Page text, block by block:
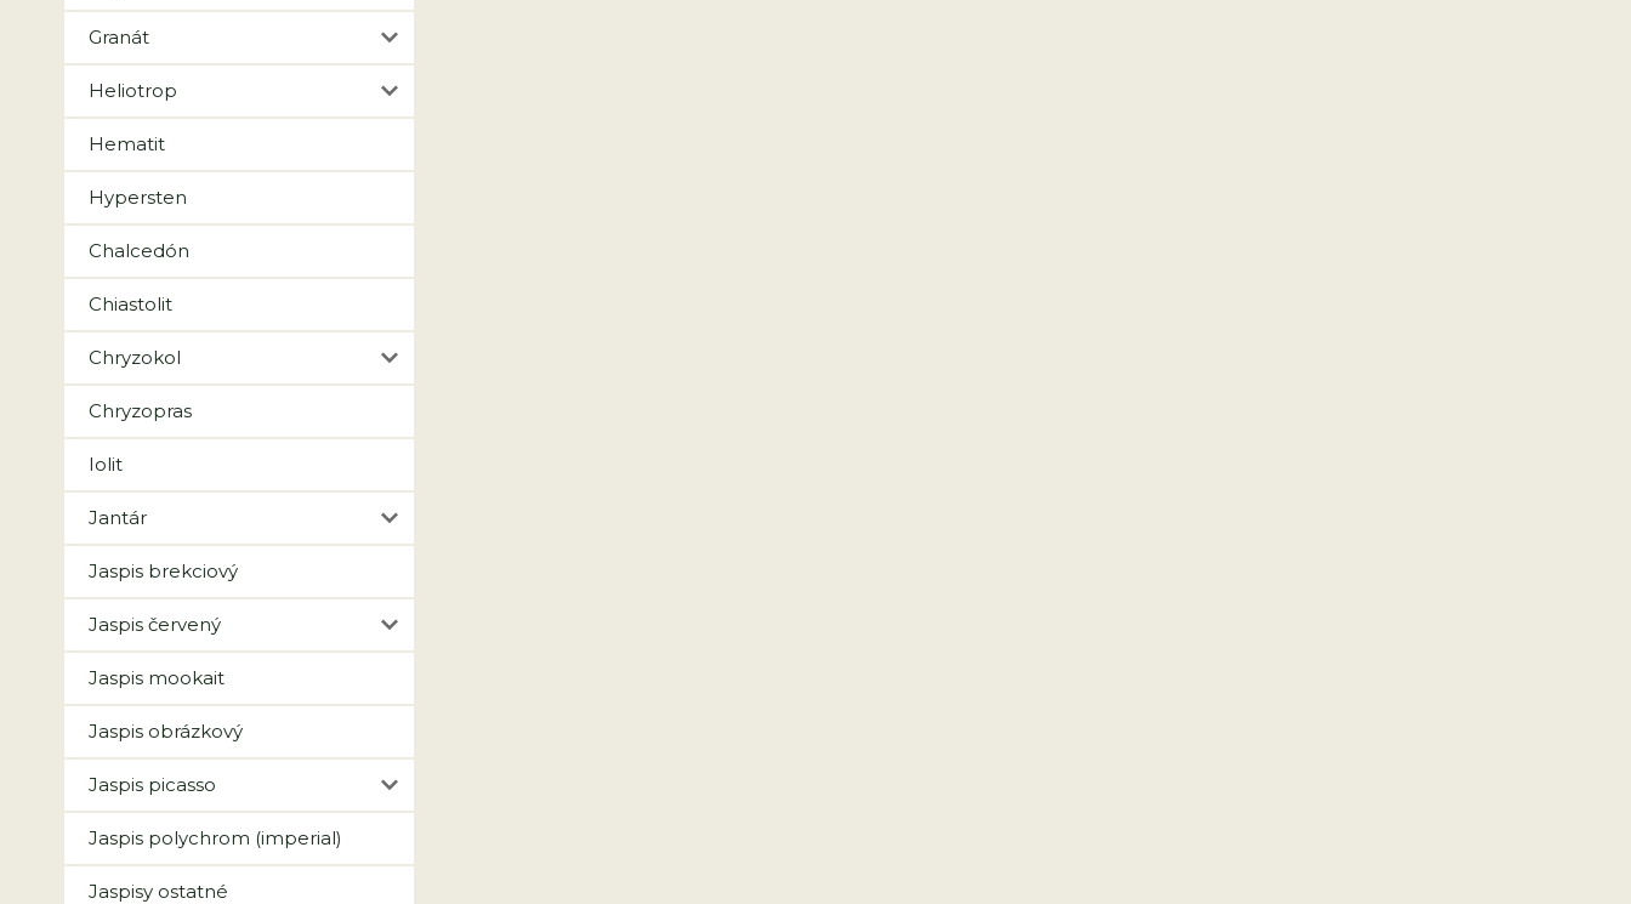
Granát
Heliotrop
Hematit
Hypersten
Chalcedón
Chiastolit
Chryzokol
Chryzopras
Iolit
Jantár
Jaspis brekciový
Jaspis červený
Jaspis mookait
Jaspis obrázkový
Jaspis picasso
Jaspis polychrom (imperial)
Jaspisy ostatné